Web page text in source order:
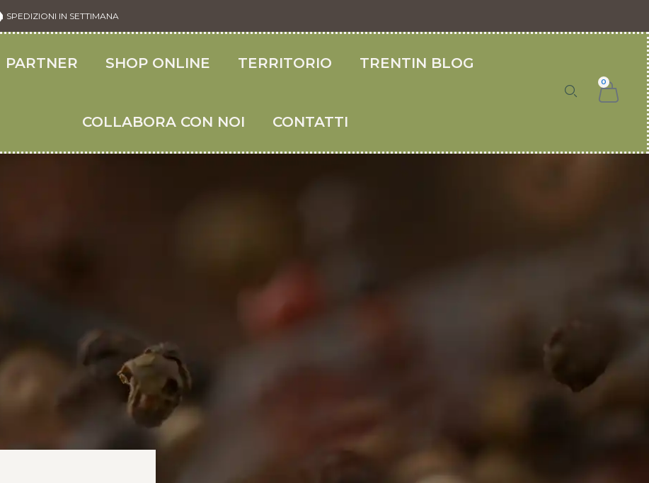
SPEDIZIONI IN SETTIMANA
PARTNER SHOP ONLINE TERRITORIO TRENTIN BLOG
COLLABORA CON NOI CONTATTI
0